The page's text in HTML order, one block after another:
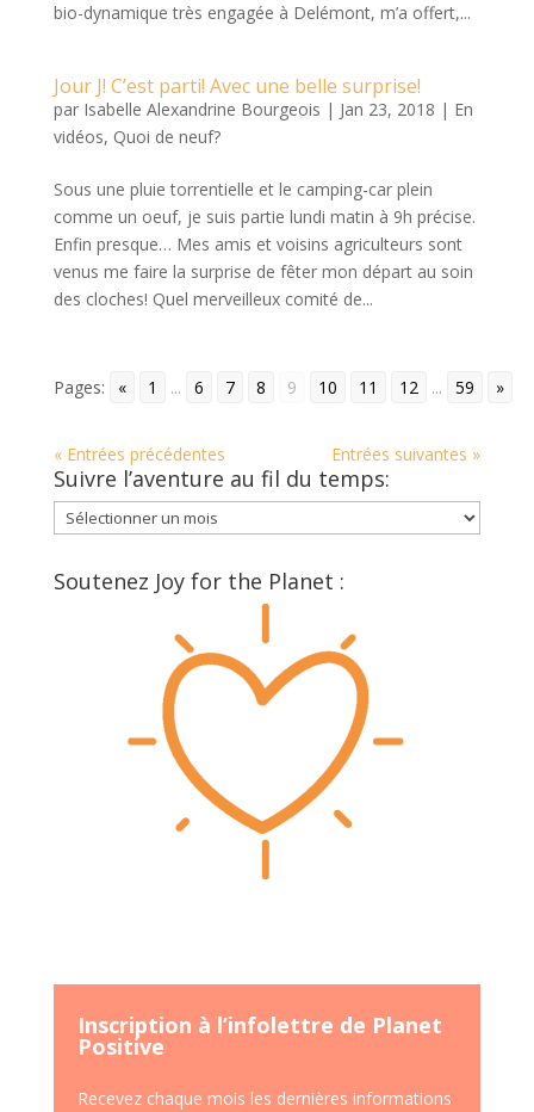
bio-dynamique très engagée à Delémont, m’a offert,...
Jour J! C’est parti! Avec une belle surprise!
par Isabelle Alexandrine Bourgeois | Jan 23, 2018 | En
vidéos, Quoi de neuf?
Sous une pluie torrentielle et le camping-car plein
comme un oeuf, je suis partie lundi matin à 9h précise.
Enfin presque… Mes amis et voisins agriculteurs sont
venus me faire la surprise de fêter mon départ au soin
des cloches! Quel merveilleux comité de...
Pages: « 1 ... 6 7 8 9 10 11 12 ... 59 »
« Entrées précédentes Entrées suivantes »
Suivre l’aventure au fil du temps:
Suivre
l’aventure
au
fil
Soutenez Joy for the Planet :
Inscription à l’infolettre de Planet
Positive
Recevez chaque mois les dernières informations